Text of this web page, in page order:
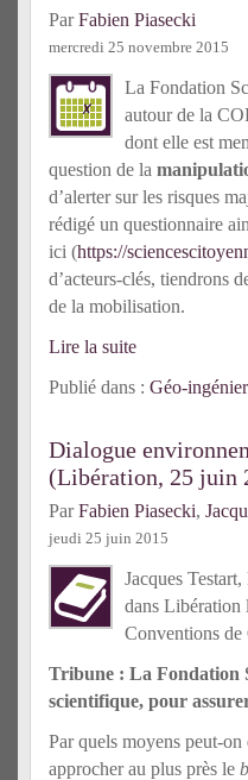
ParFabien Piasecki
mercredi 25 novembre 2015
La Fondation
autour de la
dont elle est
question de la
d’alerter sur les risques
rédigé un questionnaire
ici (https://
d’acteurs-clés, tiendrons
de la mobilisation.
Lire la suite
Publié dans : Géo-
Dialogue
(Libération, 25 juin
ParFabien Piasecki,
jeudi 25 juin 2015
Jacques
dans Libération
Conventions
Tribune : La Fondation
scientifique, pour
Par quels moyens peut-
approcher au plus près le